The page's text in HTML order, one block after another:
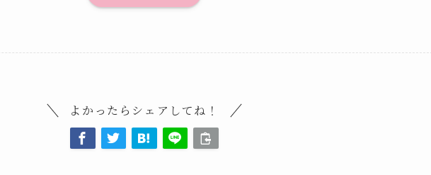
よかったらシェアしてね！